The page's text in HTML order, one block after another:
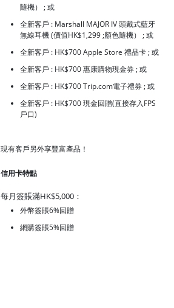
隨機）
; 或
全新客戶 : Marshall MAJOR IV 頭戴式藍牙
無線耳機 (價值HK$1,299 ;顏色隨機）
; 或
全新客戶 : HK$700 Apple Store 禮品卡 ; 或
全新客戶 : HK$700 惠康購物現金券 ; 或
全新客戶 : HK$700 Trip.com電子禮券 ; 或
全新客戶 : HK$700 現金回贈(直接存入FPS
戶口)
現有客戶另外享豐富產品！
信用卡特點
每月簽賬滿HK$5,000：
外幣簽賬6%回贈
網購簽賬5%回贈